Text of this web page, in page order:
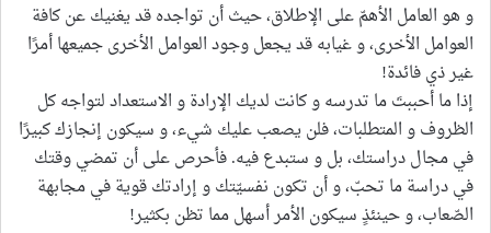
و هو العامل الأهمّ على الإطلاق، حيث أن تواجده قد يغنيك عن كافة
العوامل الأخرى، و غيابه قد يجعل وجود العوامل الأخرى جميعها أمرًا
غير ذي فائدة!
إذا ما أحببتَ ما تدرسه و كانت لديك الإرادة و الاستعداد لتواجه كل
الظروف و المتطلبات، فلن يصعب عليك شيء، و سيكون إنجازك كبيرًا
في مجال دراستك، بل و ستبدع فيه. فأحرص على أن تمضي وقتك
في دراسة ما تحبّ، و أن تكون نفسيّتك و إرادتك قوية في مجابهة
الصّعاب، و حينئذٍ سيكون الأمر أسهل مما تظن بكثير!